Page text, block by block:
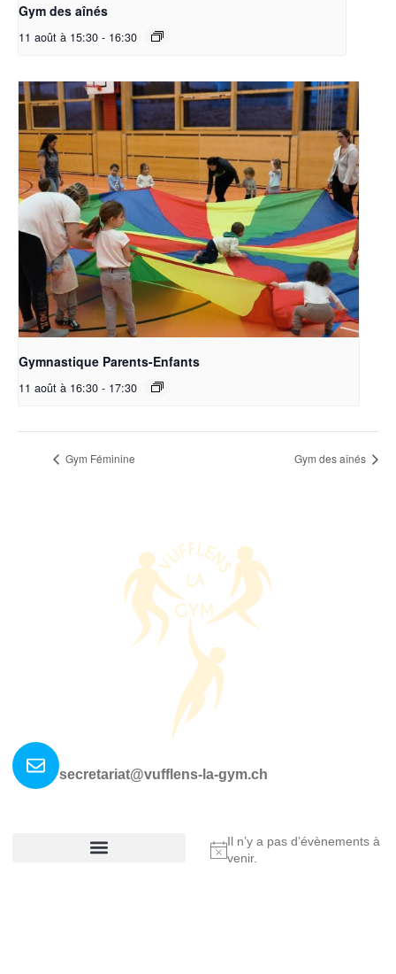
Gym des aînés
11 août à 15:30 - 16:30
Gymnastique Parents-Enfants
11 août à 16:30 - 17:30
Gym Féminine Gym des aînés
secretariat@vufflens-la-gym.ch
Notice
Il n’y a pas d’évènements à
venir.